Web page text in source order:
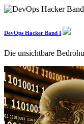
DevOps Hacker Band I
Die unsichtbare